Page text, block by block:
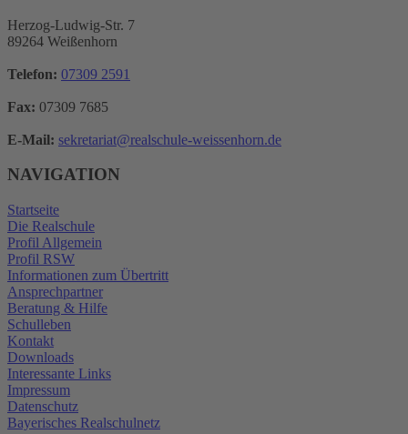
Herzog-Ludwig-Str. 7
89264 Weißenhorn
Telefon: 07309 2591
Fax: 07309 7685
E-Mail: sekretariat@realschule-weissenhorn.de
NAVIGATION
Startseite
Die Realschule
Profil Allgemein
Profil RSW
Informationen zum Übertritt
Ansprechpartner
Beratung & Hilfe
Schulleben
Kontakt
Downloads
Interessante Links
Impressum
Datenschutz
Bayerisches Realschulnetz